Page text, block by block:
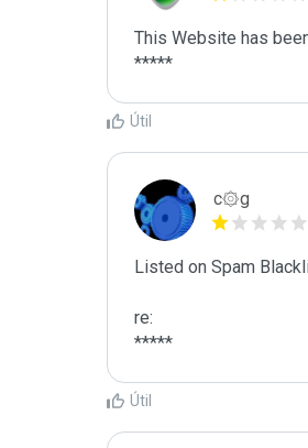
This Website has
Útil
c۞g
Listed on Spam
re:
*****
Útil